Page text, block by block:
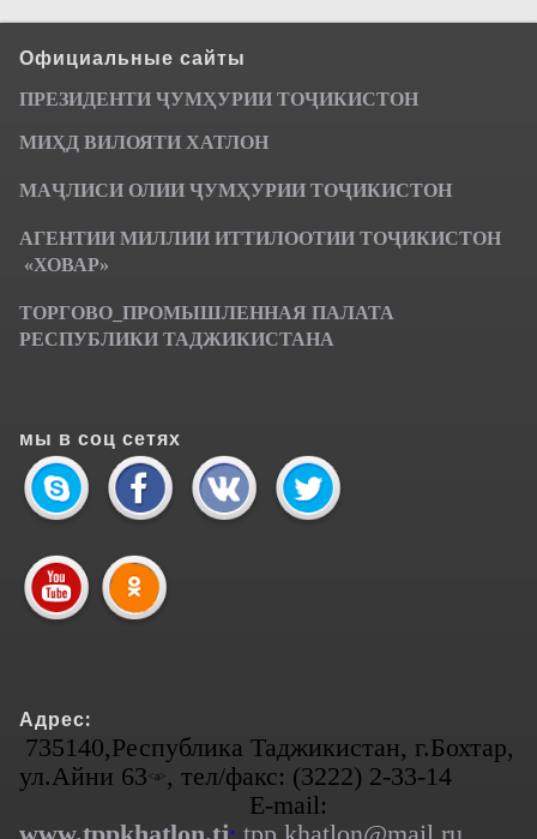
Официальные сайты
ПРЕЗИДЕНТИ ҶУМҲУРИИ ТОҶИКИСТОН
МИҲД ВИЛОЯТИ ХАТЛОН
МАҶЛИСИ ОЛИИ ҶУМҲУРИИ ТОҶИКИСТОН
АГЕНТИИ МИЛЛИИ ИТТИЛООТИИ ТОҶИКИСТОН
«ХОВАР»
ТОРГОВО_ПРОМЫШЛЕННАЯ ПАЛАТА
РЕСПУБЛИКИ ТАДЖИКИСТАНА
мы в соц сетях
Адрес:
735140,Республика Таджикистан, г.Бохтар,
ул.Айни 63<а>, тел/факс: (3222) 2-33-14
E-mail: